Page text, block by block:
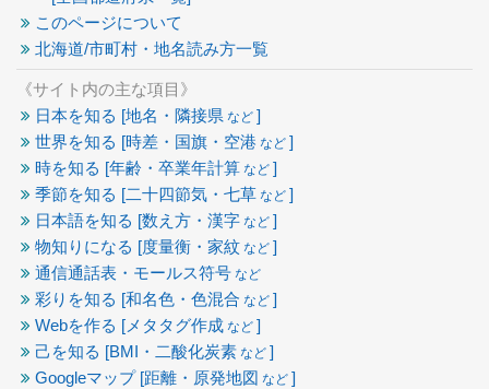
このページについて
北海道/市町村・地名読み方一覧
《サイト内の主な項目》
日本を知る [地名・隣接県 など ]
世界を知る [時差・国旗・空港 など ]
時を知る [年齢・卒業年計算 など ]
季節を知る [二十四節気・七草 など ]
日本語を知る [数え方・漢字 など ]
物知りになる [度量衡・家紋 など ]
通信通話表・モールス符号 など
彩りを知る [和名色・色混合 など ]
Webを作る [メタタグ作成 など ]
己を知る [BMI・二酸化炭素 など ]
Googleマップ [距離・原発地図 など ]